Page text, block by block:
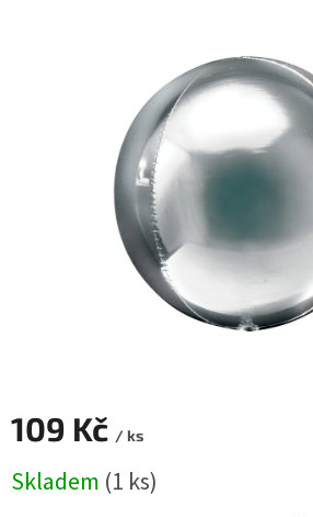
109 Kč / ks
cena:
Skladem (1 ks)